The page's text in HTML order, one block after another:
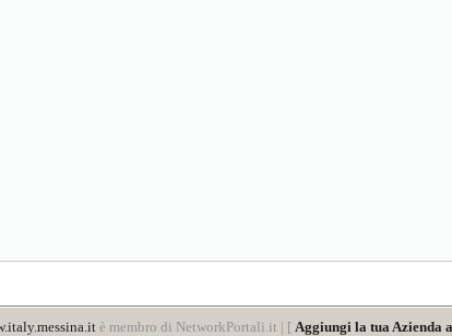
è membro di NetworkPortali.it | [ Aggiungi la tua Azienda